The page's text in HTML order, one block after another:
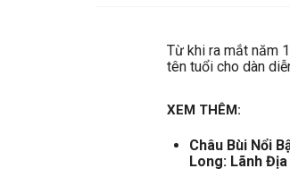
Từ khi ra mắt năm
tên tuổi cho dàn
XEM THÊM:
Châu Bùi Nổi
Long: Lãnh Địa